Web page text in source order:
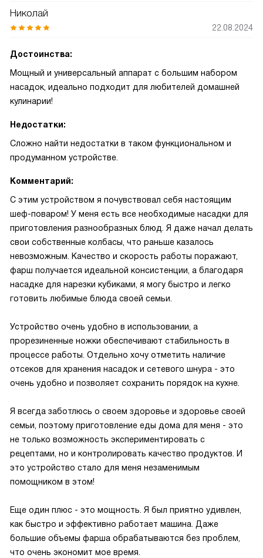
Николай
22.08.2024
Достоинства:
Мощный и универсальный аппарат с большим набором
насадок, идеально подходит для любителей домашней
кулинарии!
Недостатки:
Сложно найти недостатки в таком функциональном и
продуманном устройстве.
Комментарий:
С этим устройством я почувствовал себя настоящим
шеф-поваром! У меня есть все необходимые насадки для
приготовления разнообразных блюд. Я даже начал делать
свои собственные колбасы, что раньше казалось
невозможным. Качество и скорость работы поражают,
фарш получается идеальной консистенции, а благодаря
насадке для нарезки кубиками, я могу быстро и легко
готовить любимые блюда своей семьи.
Устройство очень удобно в использовании, а
прорезиненные ножки обеспечивают стабильность в
процессе работы. Отдельно хочу отметить наличие
отсеков для хранения насадок и сетевого шнура - это
очень удобно и позволяет сохранить порядок на кухне.
Я всегда заботлюсь о своем здоровье и здоровье своей
семьи, поэтому приготовление еды дома для меня - это
не только возможность экспериментировать с
рецептами, но и контролировать качество продуктов. И
это устройство стало для меня незаменимым
помощником в этом!
Еще один плюс - это мощность. Я был приятно удивлен,
как быстро и эффективно работает машина. Даже
большие объемы фарша обрабатываются без проблем,
что очень экономит мое время.